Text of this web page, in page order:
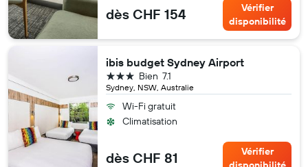
dès CHF 154
Vérifier
disponibilité
ibis budget Sydney Airport
Sydney, NSW, Australie
7.1
Bien
3 étoiles
Wi-Fi gratuit
Climatisation
dès CHF 81
Vérifier